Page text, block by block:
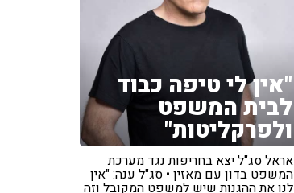
"אין לי טיפה כבוד
לבית המשפט
ולפרקליטות"
אראל סג"ל יצא בחריפות נגד מערכת
המשפט בדון עם מאזין • סג"ל ענה: "אין
לנו את ההגנות שיש למשפט המקובל וזה